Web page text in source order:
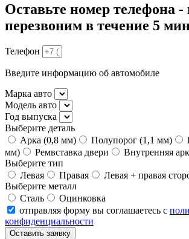
Оставьте номер телефона
перезвоним в течение 5
Телефон
Введите информацию об автомобиле
Марка авто
Модель авто
Год выпуска
Выберите деталь
Арка (0,8 мм)
Полупорог (1,1 мм)
мм)
Ремвставка двери
Внутренняя
Выберите тип
Левая
Правая
Левая + правая
Выберите металл
Сталь
Оцинковка
отправляя форму вы соглашаетесь с
конфиденциальности
Оставить заявку